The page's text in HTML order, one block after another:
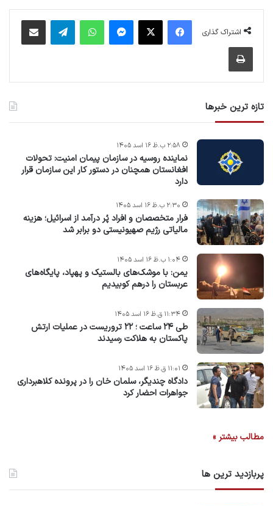
اشتراک گذاری
فیس بوک پیام رسان واتس آپ
تازه ترین خبرها
نماینده روسیه در سازمان پیمان امنیت: تحولات
افغانستان همچنان در دستور کار این سازمان قرار
دارد
۲:۵۸ ب.ظ ۱۶ اسد ۱۴۰۵
فرار متخصصان و افراد پُر درآمد از اسرائیل؛ هزینه
مالیاتی رژیم صهیونیستی دو برابر شد
۲:۳۰ ب.ظ ۱۶ اسد ۱۴۰۵
یمن: با موشک‌های بالستیک و پهپاد، پایگاه‌های
عربستان را درهم کوبیدیم
۱:۰۴ ب.ظ ۱۶ اسد ۱۴۰۵
طی ۲۴ ساعت ؛ ۲۲ تروریست در عملیات ارتش
پاکستان به هلاکت رسیدند
۱۱:۳۴ ق.ظ ۱۶ اسد ۱۴۰۵
دادگاه چندیگر، سلمان خان را در پرونده کلاهبرداری
جواهرات احضار کرد
۱۱:۰۱ ق.ظ ۱۶ اسد ۱۴۰۵
مطالب بیشتر »
پربازدید ترین ها